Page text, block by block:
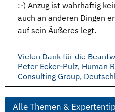
:-) Anzug ist wahrhaftig
auch an anderen Dingen
auf sein Äußeres legt.
Vielen Dank für die
Peter Ecker-Pulz, Human
Consulting Group,
Alle Themen &